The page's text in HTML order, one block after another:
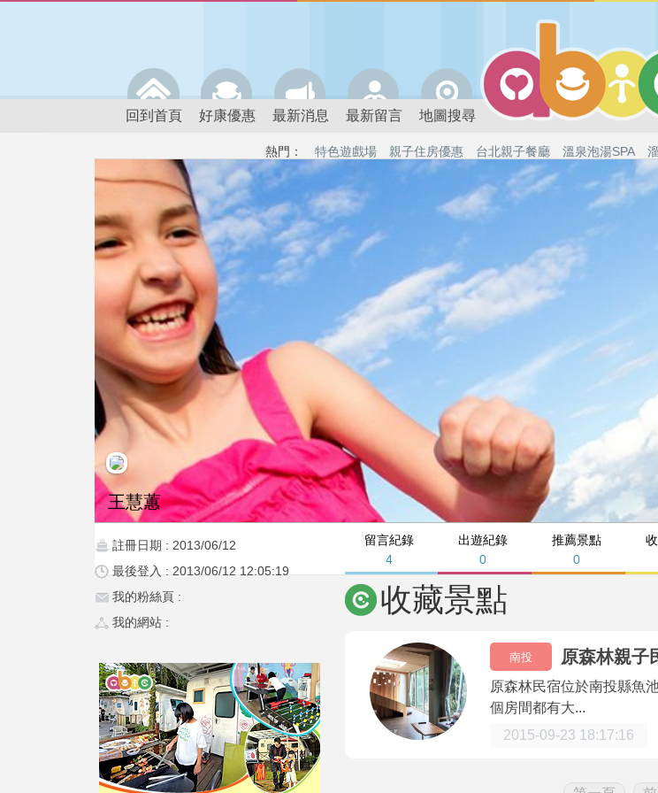
回到首頁 好康優惠 最新消息 最新留言 地圖搜尋
熱門： 特色遊戲場 親子住房優惠 台北親子餐廳 溫泉泡湯SPA
留言紀錄
4
出遊紀錄
0
推薦景點
0
王慧蕙
註冊日期 : 2013/06/12
最後登入 : 2013/06/12 12:05:19
我的粉絲頁 :
我的網站 :
收藏景點
南投 原森林親子
原森林民宿位於南投縣魚
個房間都有大...
2015-09-23 18:17:16